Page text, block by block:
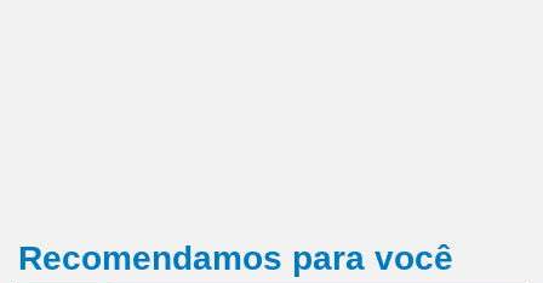
Recomendamos para você